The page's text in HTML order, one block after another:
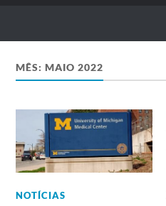
MÊS:MAIO 2022
NOTÍCIAS